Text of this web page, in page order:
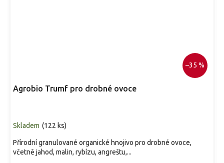
–35 %
Agrobio Trumf pro drobné ovoce
Skladem (122 ks)
Přírodní granulované organické hnojivo pro drobné ovoce,
včetně jahod, malin, rybízu, angreštu,...